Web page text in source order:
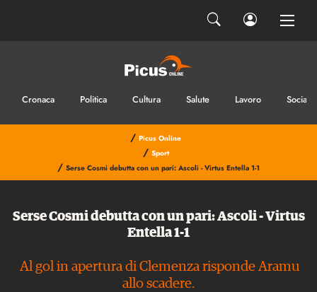
Cronaca Politica Cultura Salute Lavoro Sociale
/ Picus Online
/ Sport
/ Serse Cosmi debutta con un pari: Ascoli - Virtus Entella 1-1
Serse Cosmi debutta con un pari: Ascoli - Virtus
Entella 1-1
Al gol in apertura di Clemenza risponde Aramu
allo scadere.